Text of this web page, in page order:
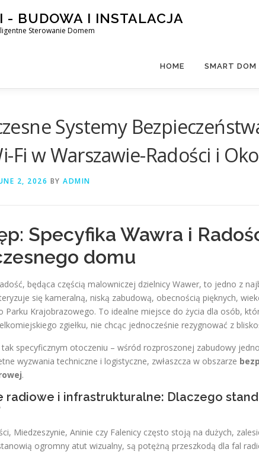
- BUDOWA I INSTALACJA
Sterowanie Domem
HOME SMART DOM
Systemy
Fi w Warszawie-Radości i
2, 2026 BY ADMIN
Specyfika Wawra i
domu
będąca częścią malowniczej dzielnicy Wawer, to jedno z
się kameralną, niską zabudową, obecnością pięknych,
Parku Krajobrazowego. To idealne miejsce do życia dla osób,
zgiełku, nie chcąc jednocześnie rezygnować z
tak specyficznym otoczeniu – wśród rozproszonej zabudowy
wyzwania techniczne i logistyczne, zwłaszcza w obszarze
.
radiowe i infrastrukturalne: Dlaczego
Miedzeszynie, Aninie czy Falenicy często stoją na dużych,
ogromny atut wizualny, są potężną przeszkodą dla fal